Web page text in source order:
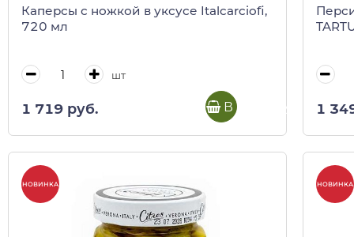
Каперсы с ножкой в уксусе Italcarciofi,
720 мл
шт
1 719 руб. В корзину 1
НОВИНКА НОВИНКА